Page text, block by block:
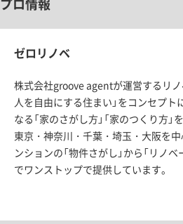
ゼロリノベ
株式会社groove agentが運営するリノ
人を自由にする住まい」をコンセプ
なる「家のさがし方」「家のつくり方」
東京・神奈川・千葉・埼玉・大阪を
ンションの「物件さがし」から「リノ
でワンストップで提供しています。